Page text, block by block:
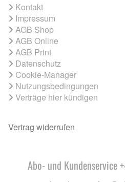
Kontakt
Impressum
AGB Shop
AGB Online
AGB Print
Datenschutz
Cookie-Manager
Nutzungsbedingungen
Verträge hier kündigen
Vertrag widerrufen
Abo- und